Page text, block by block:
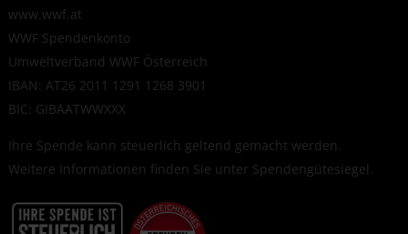
www.wwf.at
WWF Spendenkonto
Umweltverband WWF Österreich
IBAN: AT26 2011 1291 1268 3901
BIC: GIBAATWWXXX
Ihre Spende kann steuerlich geltend gemacht werden.
Weitere Informationen finden Sie unter Spendengütesiegel.